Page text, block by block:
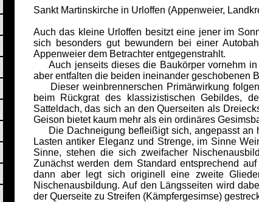
Sankt Martinskirche in Urloffen (Appenweier,
Auch das kleine Urloffen besitzt eine jener im
sich besonders gut bewundern bei einer
Appenweier dem Betrachter entgegenstrahlt.
Auch jenseits dieses die Baukörper vornehm
aber entfalten die beiden ineinander geschobenen
Dieser weinbrennerschen Primärwirkung
beim Rückgrat des klassizistischen Gebildes,
Satteldach, das sich an den Querseiten als
Geison bietet kaum mehr als ein ordinäres
Die Dachneigung befleißigt sich, angepasst an
Lasten antiker Eleganz und Strenge, im Sinne
Sinne, stehen die sich zweifacher
Zunächst werden dem Standard entsprechend
dann aber legt sich originell eine zweite
Nischenausbildung. Auf den Längsseiten wird
der Querseite zu Streifen (Kämpfergesimse)